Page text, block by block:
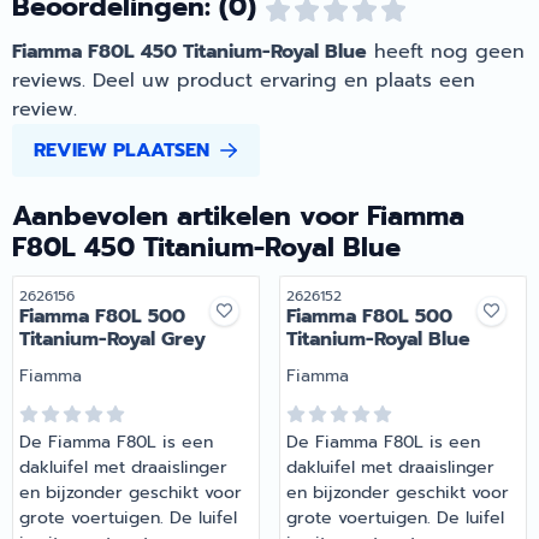
Fiamma F80L 450 Titanium-Royal Blue heeft nog geen
reviews. Deel uw product ervaring en plaats een
review.
REVIEW PLAATSEN
Aanbevolen artikelen voor Fiamma
F80L 450 Titanium-Royal Blue
Artikelnummer
2626156
Fiamma F80L 500
Titanium-Royal Grey
Merk:
Fiamma
De Fiamma F80L is een
dakluifel met draaislinger
en bijzonder geschikt voor
grote voertuigen. De luifel
Artikelnummer
2626152
Fiamma F80L 500
Titanium-Royal Blue
Merk:
Fiamma
De Fiamma F80L is een
dakluifel met draaislinger
en bijzonder geschikt voor
grote voertuigen. De luifel